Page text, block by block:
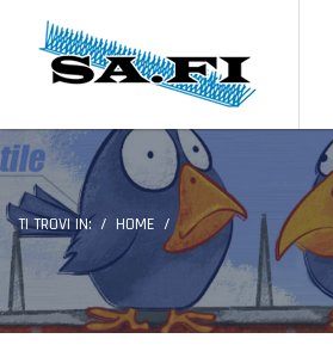
TI TROVI IN: HOME